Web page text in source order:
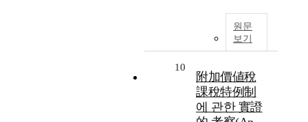
원문
보기
10
附加價値稅
課稅特例制
에 관한 實證